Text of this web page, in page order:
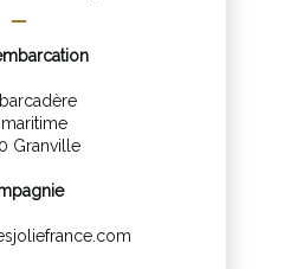
Granville
.com